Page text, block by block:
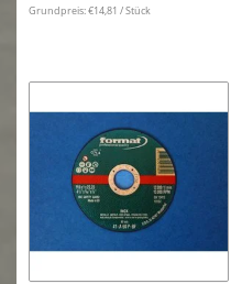
Grundpreis: €14,81 / Stück